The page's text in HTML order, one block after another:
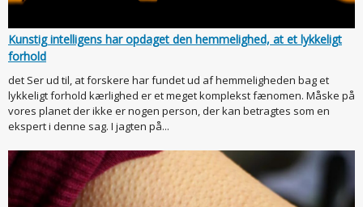
Kunstig intelligens har opdaget den hemmelighed, at et lykkeligt
forhold
det Ser ud til, at forskere har fundet ud af hemmeligheden bag et
lykkeligt forhold kærlighed er et meget komplekst fænomen. Måske på
vores planet der ikke er nogen person, der kan betragtes som en
ekspert i denne sag. I jagten på...